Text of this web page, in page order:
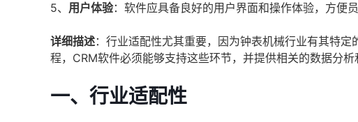
5、 用户体验：软件应具备良好的用户界面和操作体验，方便员
详细描述：行业适配性尤其重要，因为钟表机械行业有其特
程，CRM软件必须能够支持这些环节，并提供相关的数据分析
一、行业适配性